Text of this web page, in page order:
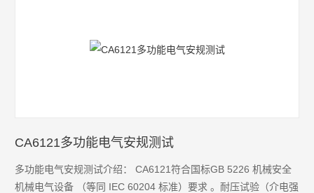
CA6121多功能电气安规测试
多功能电气安规测试介绍： CA6121符合国标GB 5226 机械安全
机械电气设备 （等同 IEC 60204 标准）要求 。耐压试验（介电强